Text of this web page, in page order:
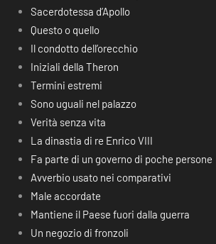
Sacerdotessa d’Apollo
Questo o quello
Il condotto dell’orecchio
Iniziali della Theron
Termini estremi
Sono uguali nel palazzo
Verità senza vita
La dinastia di re Enrico VIII
Fa parte di un governo di poche persone
Avverbio usato nei comparativi
Male accordate
Mantiene il Paese fuori dalla guerra
Un negozio di fronzoli